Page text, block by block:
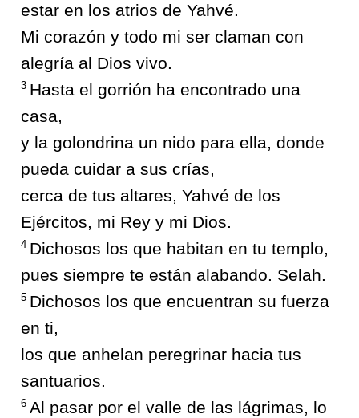
estar en los atrios de Yahvé.
Mi corazón y todo mi ser claman con
alegría al Dios vivo.
3 Hasta el gorrión ha encontrado una
casa,
y la golondrina un nido para ella, donde
pueda cuidar a sus crías,
cerca de tus altares, Yahvé de los
Ejércitos, mi Rey y mi Dios.
4 Dichosos los que habitan en tu templo,
pues siempre te están alabando. Selah.
5 Dichosos los que encuentran su fuerza
en ti,
los que anhelan peregrinar hacia tus
santuarios.
6 Al pasar por el valle de las lágrimas, lo